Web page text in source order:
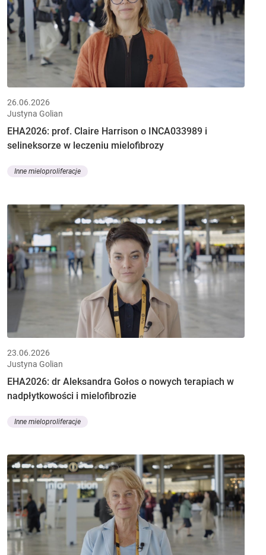
26.06.2026
Justyna Golian
EHA2026: prof. Claire Harrison o INCA033989 i
selineksorze w leczeniu mielofibrozy
Inne mieloproliferacje
23.06.2026
Justyna Golian
EHA2026: dr Aleksandra Gołos o nowych terapiach w
nadpłytkowości i mielofibrozie
Inne mieloproliferacje